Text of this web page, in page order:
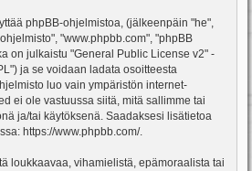
phpBB-ohjelmistoa, (jälkeenpäin "he",
"www.phpbb.com", "phpBB
on julkaistu "General Public License v2" -
ja se voidaan ladata osoitteesta
luo vain ympäristön internet-
ei ole vastuussa siitä, mitä sallimme tai
ja/tai käytöksenä. Saadaksesi lisätietoa
https://www.phpbb.com/.
loukkaavaa, vihamielistä, epämoraalista tai